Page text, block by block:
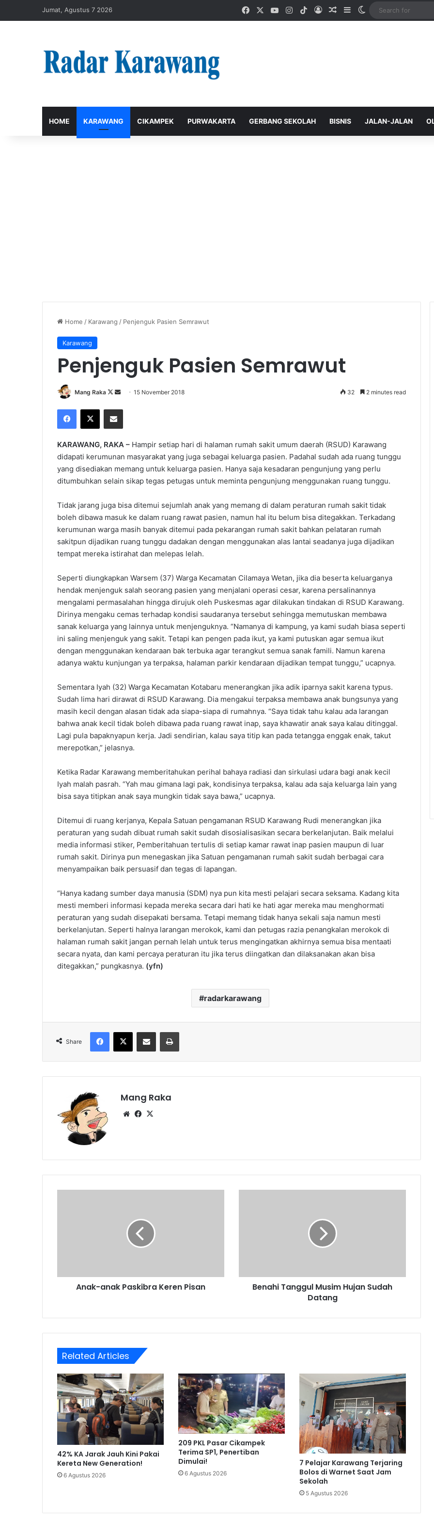
Jumat, Agustus 7 2026 FacebookYouTubeInstagram
TikTokLog InRandom Article
SidebarSwitch skin
HOME KARAWANG CIKAMPEK PURWAKARTA GERBANG SEKOLAH BISNIS JALAN-JALAN
Home / Karawang / Penjenguk Pasien Semrawut
Karawang
Penjenguk Pasien Semrawut
Mang Raka
Follow
X
Send15 November 2018 32 2 minutes read
Facebook
X Share via Email
KARAWANG, RAKA – Hampir setiap hari di halaman rumah sakit umum daerah (RSUD) Karawang
didapati kerumunan masyarakat yang juga sebagai keluarga pasien. Padahal sudah ada ruang tunggu
yang disediakan memang untuk keluarga pasien. Hanya saja kesadaran pengunjung yang perlu
ditumbuhkan selain sikap tegas petugas untuk meminta pengunjung menggunakan ruang tunggu.
Tidak jarang juga bisa ditemui sejumlah anak yang memang di dalam peraturan rumah sakit tidak
boleh dibawa masuk ke dalam ruang rawat pasien, namun hal itu belum bisa ditegakkan. Terkadang
kerumunan warga masih banyak ditemui pada pekarangan rumah sakit bahkan pelataran rumah
sakitpun dijadikan ruang tunggu dadakan dengan menggunakan alas lantai seadanya juga dijadikan
tempat mereka istirahat dan melepas lelah.
Seperti diungkapkan Warsem (37) Warga Kecamatan Cilamaya Wetan, jika dia beserta keluarganya
hendak menjenguk salah seorang pasien yang menjalani operasi cesar, karena persalinannya
mengalami permasalahan hingga dirujuk oleh Puskesmas agar dilakukan tindakan di RSUD Karawang.
Dirinya mengaku cemas terhadap kondisi saudaranya tersebut sehingga memutuskan membawa
sanak keluarga yang lainnya untuk menjenguknya. “Namanya di kampung, ya kami sudah biasa seperti
ini saling menjenguk yang sakit. Tetapi kan pengen pada ikut, ya kami putuskan agar semua ikut
dengan menggunakan kendaraan bak terbuka agar terangkut semua sanak famili. Namun karena
adanya waktu kunjungan ya terpaksa, halaman parkir kendaraan dijadikan tempat tunggu,” ucapnya.
Sementara Iyah (32) Warga Kecamatan Kotabaru menerangkan jika adik iparnya sakit karena typus.
Sudah lima hari dirawat di RSUD Karawang. Dia mengakui terpaksa membawa anak bungsunya yang
masih kecil dengan alasan tidak ada siapa-siapa di rumahnya. “Saya tidak tahu kalau ada larangan
bahwa anak kecil tidak boleh dibawa pada ruang rawat inap, saya khawatir anak saya kalau ditinggal.
Lagi pula bapaknyapun kerja. Jadi sendirian, kalau saya titip kan pada tetangga enggak enak, takut
merepotkan,” jelasnya.
Ketika Radar Karawang memberitahukan perihal bahaya radiasi dan sirkulasi udara bagi anak kecil
Iyah malah pasrah. “Yah mau gimana lagi pak, kondisinya terpaksa, kalau ada saja keluarga lain yang
bisa saya titipkan anak saya mungkin tidak saya bawa,” ucapnya.
Ditemui di ruang kerjanya, Kepala Satuan pengamanan RSUD Karawang Rudi menerangkan jika
peraturan yang sudah dibuat rumah sakit sudah disosialisasikan secara berkelanjutan. Baik melalui
media informasi stiker, Pemberitahuan tertulis di setiap kamar rawat inap pasien maupun di luar
rumah sakit. Dirinya pun menegaskan jika Satuan pengamanan rumah sakit sudah berbagai cara
menyampaikan baik persuasif dan tegas di lapangan.
“Hanya kadang sumber daya manusia (SDM) nya pun kita mesti pelajari secara seksama. Kadang kita
mesti memberi informasi kepada mereka secara dari hati ke hati agar mereka mau menghormati
peraturan yang sudah disepakati bersama. Tetapi memang tidak hanya sekali saja namun mesti
berkelanjutan. Seperti halnya larangan merokok, kami dan petugas razia penangkalan merokok di
halaman rumah sakit jangan pernah lelah untuk terus mengingatkan akhirnya semua bisa mentaati
secara nyata, dan kami percaya peraturan itu jika terus diingatkan dan dilaksanakan akan bisa
ditegakkan,” pungkasnya. (yfn)
radarkarawang
Share
Facebook
X Share via Email Print
Mang Raka
WebsiteFacebook
Anak-anak Paskibra Keren Pisan
Benahi Tanggul Musim Hujan Sudah
Datang
Related Articles
42% KA Jarak Jauh Kini Pakai
Kereta New Generation!
6 Agustus 2026
209 PKL Pasar Cikampek
Terima SP1, Penertiban
Dimulai!
6 Agustus 2026
7 Pelajar Karawang Terjaring
Bolos di Warnet Saat Jam
Sekolah
5 Agustus 2026